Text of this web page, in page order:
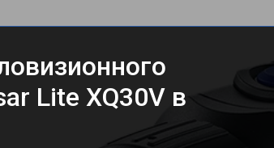
Lite XQ30V в